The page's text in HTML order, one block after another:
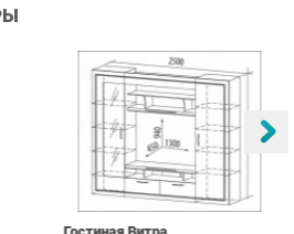
Купить
Гостиная Витра
Симфония 7.10
55 482 ₽